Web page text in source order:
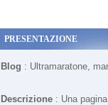
PRESENTAZIONE
Blog : Ultramaratone,
Descrizione : Una